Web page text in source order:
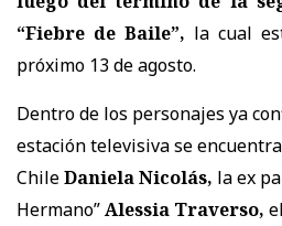
“Fiebre de Baile”, la cual
próximo 13 de agosto.
Dentro de los personajes ya
estación televisiva se
ChileDaniela Nicolás, la ex
Hermano”Alessia Traverso,